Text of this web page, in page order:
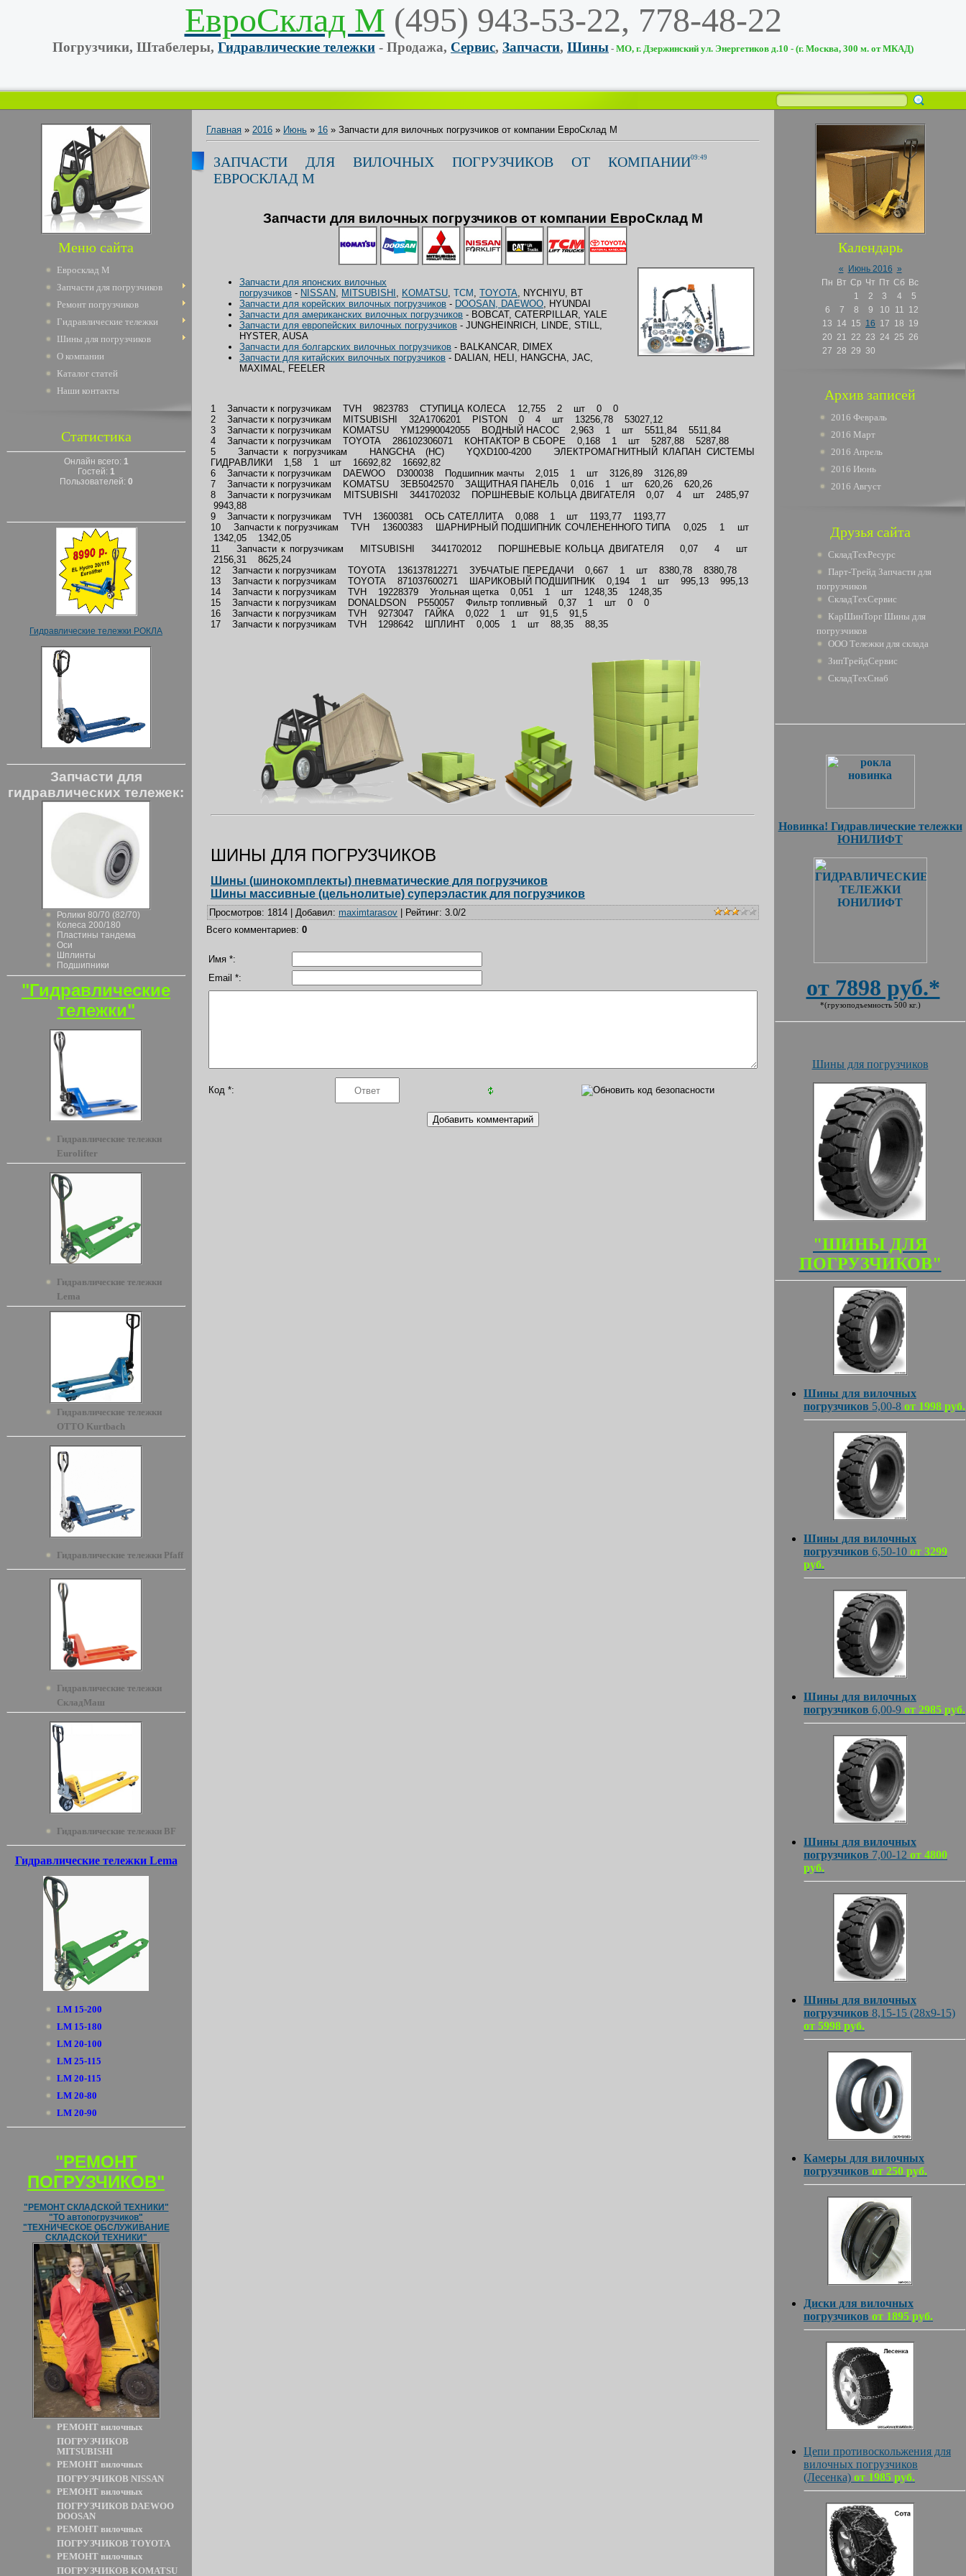
ЕвроСклад М (495) 943-53-22, 778-48-22
Погрузчики, Штабелеры, Гидравлические тележки - Продажа, Сервис, Запчасти, Шины - МО, г. Дзержинский ул. Энергетиков д.10 - (г. Москва, 300 м. от МКАД)
Меню сайта
Евросклад М
Запчасти для погрузчиков
Ремонт погрузчиков
Гидравлические тележки
Шины для погрузчиков
О компании
Каталог статей
Наши контакты
Статистика
Онлайн всего: 1
Гостей: 1
Пользователей: 0
Гидравлические тележки РОКЛА
Запчасти для
гидравлических тележек:
Ролики 80/70 (82/70)
Колеса 200/180
Пластины тандема
Оси
Шплинты
Подшипники
"Гидравлические
тележки"
Гидравлические тележки
Eurolifter
Гидравлические тележки
Lema
Гидравлические тележки
OTTO Kurtbach
Гидравлические тележки Pfaff
Гидравлические тележки
СкладМаш
Гидравлические тележки BF
Гидравлические тележки Lema
LM 15-200
LM 15-180
LM 20-100
LM 25-115
LM 20-115
LM 20-80
LM 20-90
"РЕМОНТ
ПОГРУЗЧИКОВ"
"РЕМОНТ СКЛАДСКОЙ ТЕХНИКИ"
"ТО автопогрузчиков"
"ТЕХНИЧЕСКОЕ ОБСЛУЖИВАНИЕ
СКЛАДСКОЙ ТЕХНИКИ"
РЕМОНТ вилочных
ПОГРУЗЧИКОВ
MITSUBISHI
РЕМОНТ вилочных
ПОГРУЗЧИКОВ NISSAN
РЕМОНТ вилочных
ПОГРУЗЧИКОВ DAEWOO
DOOSAN
РЕМОНТ вилочных
ПОГРУЗЧИКОВ TOYOTA
РЕМОНТ вилочных
ПОГРУЗЧИКОВ KOMATSU
Главная » 2016 » Июнь » 16 » Запчасти для вилочных погрузчиков от компании ЕвроCклад М
09:49
ЗАПЧАСТИ ДЛЯ ВИЛОЧНЫХ ПОГРУЗЧИКОВ ОТ КОМПАНИИ
ЕВРОCКЛАД М
Запчасти для вилочных погрузчиков от компании ЕвроCклад М
Запчасти для японских вилочных
погрузчиков - NISSAN, MITSUBISHI , KOMATSU, TCM , TOYOTA, NYCHIYU, BT
Запчасти для корейских вилочных погрузчиков - DOOSAN, DAEWOO, HYUNDAI
Запчасти для американских вилочных погрузчиков - BOBCAT, CATERPILLAR, YALE
Запчасти для европейских вилочных погрузчиков - JUNGHEINRICH, LINDE, STILL,
HYSTER, AUSA
Запчасти для болгарских вилочных погрузчиков - BALKANCAR, DIMEX
Запчасти для китайских вилочных погрузчиков - DALIAN, HELI, HANGCHA, JAC,
MAXIMAL, FEELER
1 Запчасти к погрузчикам TVH 9823783 СТУПИЦА КОЛЕСА 12,755 2 шт 0 0
2 Запчасти к погрузчикам MITSUBISHI 32A1706201 PISTON 0 4 шт 13256,78 53027,12
3 Запчасти к погрузчикам KOMATSU YM12990042055 ВОДНЫЙ НАСОС 2,963 1 шт 5511,84 5511,84
4 Запчасти к погрузчикам TOYOTA 286102306071 КОНТАКТОР В СБОРЕ 0,168 1 шт 5287,88 5287,88
5 Запчасти к погрузчикам HANGCHA (HC) YQXD100-4200 ЭЛЕКТРОМАГНИТНЫЙ КЛАПАН СИСТЕМЫ
ГИДРАВЛИКИ 1,58 1 шт 16692,82 16692,82
6 Запчасти к погрузчикам DAEWOO D300038 Подшипник мачты 2,015 1 шт 3126,89 3126,89
7 Запчасти к погрузчикам KOMATSU 3EB5042570 ЗАЩИТНАЯ ПАНЕЛЬ 0,016 1 шт 620,26 620,26
8 Запчасти к погрузчикам MITSUBISHI 3441702032 ПОРШНЕВЫЕ КОЛЬЦА ДВИГАТЕЛЯ 0,07 4 шт 2485,97
9943,88
9 Запчасти к погрузчикам TVH 13600381 ОСЬ САТЕЛЛИТА 0,088 1 шт 1193,77 1193,77
10 Запчасти к погрузчикам TVH 13600383 ШАРНИРНЫЙ ПОДШИПНИК СОЧЛЕНЕННОГО ТИПА 0,025 1 шт
1342,05 1342,05
11 Запчасти к погрузчикам MITSUBISHI 3441702012 ПОРШНЕВЫЕ КОЛЬЦА ДВИГАТЕЛЯ 0,07 4 шт
2156,31 8625,24
12 Запчасти к погрузчикам TOYOTA 136137812271 ЗУБЧАТЫЕ ПЕРЕДАЧИ 0,667 1 шт 8380,78 8380,78
13 Запчасти к погрузчикам TOYOTA 871037600271 ШАРИКОВЫЙ ПОДШИПНИК 0,194 1 шт 995,13 995,13
14 Запчасти к погрузчикам TVH 19228379 Угольная щетка 0,051 1 шт 1248,35 1248,35
15 Запчасти к погрузчикам DONALDSON P550057 Фильтр топливный 0,37 1 шт 0 0
16 Запчасти к погрузчикам TVH 9273047 ГАЙКА 0,022 1 шт 91,5 91,5
17 Запчасти к погрузчикам TVH 1298642 ШПЛИНТ 0,005 1 шт 88,35 88,35
ШИНЫ ДЛЯ ПОГРУЗЧИКОВ
Шины (шинокомплекты) пневматические для погрузчиков
Шины массивные (цельнолитые) суперэластик для погрузчиков
Просмотров: 1814 Добавил: maximtarasov Рейтинг: 3.0/2
Всего комментариев: 0
Имя *:
Email *:
Код *:
Календарь
« Июнь 2016 »
Пн Вт Ср Чт Пт Сб Вс
1
2 3 4
5
6
7 8 9 10 11 12
13 14 15 16 17 18 19
20 21 22 23 24 25 26
27 28 29 30
Архив записей
2016 Февраль
2016 Март
2016 Апрель
2016 Июнь
2016 Август
Друзья сайта
СкладТехРесурс
Парт-Трейд Запчасти для
погрузчиков
СкладТехСервис
КарШинТорг Шины для
погрузчиков
ООО Тележки для склада
ЗипТрейдСервис
СкладТехСнаб
Новинка! Гидравлические тележки
ЮНИЛИФТ
от 7898 руб.*
*(грузоподъемность 500 кг.)
Шины для погрузчиков
"ШИНЫ ДЛЯ
ПОГРУЗЧИКОВ"
Шины для вилочных
погрузчиков 5,00-8 от 1998 руб.
Шины для вилочных
погрузчиков 6,50-10 от 3299
руб.
Шины для вилочных
погрузчиков 6,00-9 от 2985 руб.
Шины для вилочных
погрузчиков 7,00-12 от 4800
руб.
Шины для вилочных
погрузчиков 8,15-15 (28х9-15)
от 5998 руб.
Камеры для вилочных
погрузчиков от 250 руб.
Диски для вилочных
погрузчиков от 1895 руб.
Цепи противоскольжения для
вилочных погрузчиков
(Лесенка) от 1985 руб.